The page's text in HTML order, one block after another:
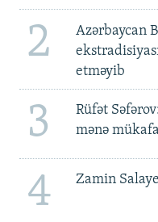
2
Azərbaycan
etməyib
3
Rüfət
mənə
4 Zamin